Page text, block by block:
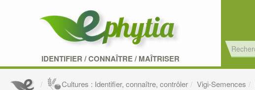
IDENTIFIER /CONNAÎTRE/MAÎTRISER
Cultures : Identifier, connaître, contrôler Vigi-Semences